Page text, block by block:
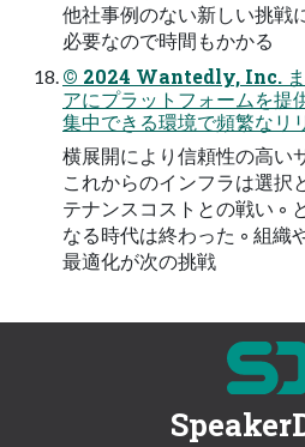
他社事例のない新しい挑戦
必要なので時間もかかる
© 2024 Wantedly, Inc. ま
アにプラットフォームを提
集中できる環境で頻繁なリ
横展開により信頼性の⾼い
これからのインフラは選択
テナンスコストとの戦い ◦
なる時代は終わった ◦ 組織
最適化が次の挑戦